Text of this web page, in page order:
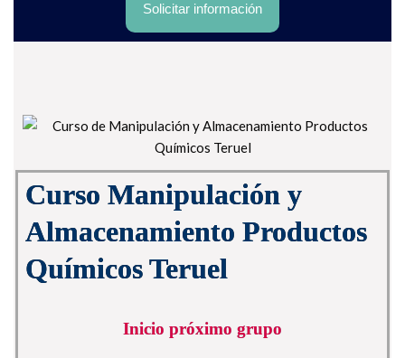
Solicitar información
Curso Manipulación y
Almacenamiento Productos
Químicos Teruel
Inicio próximo grupo